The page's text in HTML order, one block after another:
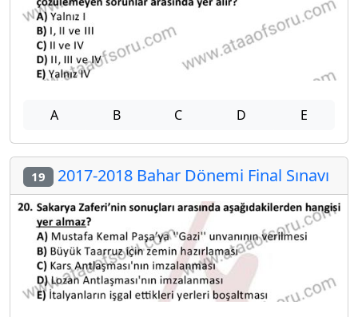
A B C D E
19 2017-2018 Bahar Dönemi Final Sınavı